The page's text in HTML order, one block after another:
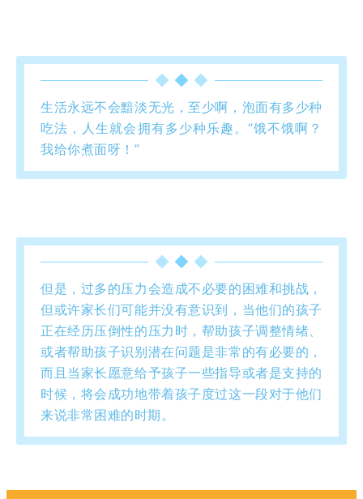
生活永远不会黯淡无光，至少啊，泡面有多少种
吃法，人生就会拥有多少种乐趣。“饿不饿啊？
我给你煮面呀！”
但是，过多的压力会造成不必要的困难和挑战，
但或许家长们可能并没有意识到，当他们的孩子
正在经历压倒性的压力时，帮助孩子调整情绪、
或者帮助孩子识别潜在问题是非常的有必要的，
而且当家长愿意给予孩子一些指导或者是支持的
时候，将会成功地带着孩子度过这一段对于他们
来说非常困难的时期。